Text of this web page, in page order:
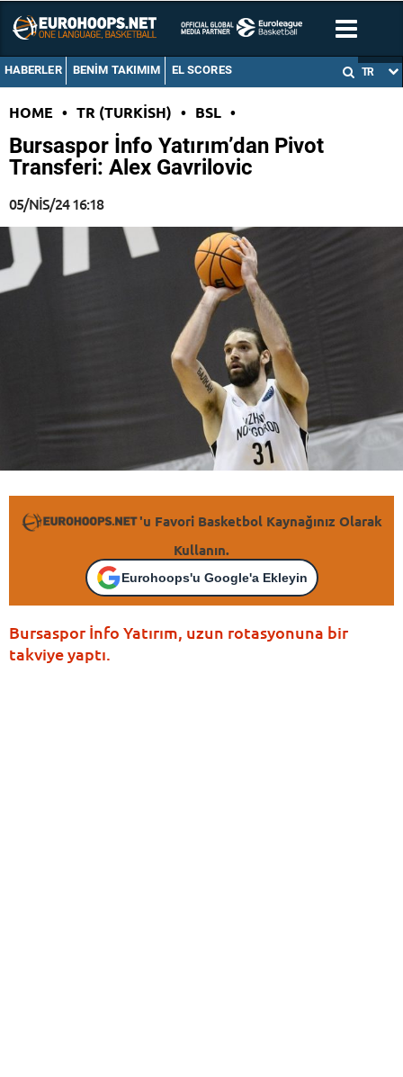
HABERLER BENIM TAKIMIM EL SCORES TR
HOME • TR (TURKISH) • BSL •
Bursaspor İnfo Yatırım’dan Pivot
Transferi: Alex Gavrilovic
05/NIS/24 16:18
'u Favori Basketbol Kaynağınız Olarak
Kullanın.
Eurohoops'u Google'a Ekleyin
Bursaspor İnfo Yatırım, uzun rotasyonuna bir
takviye yaptı.